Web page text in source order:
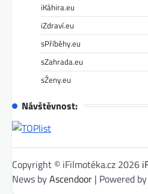
iKáhira.eu
iZdraví.eu
sPříběhy.eu
sZahrada.eu
sŽeny.eu
Návštěvnost:
Copyright © iFilmotéka.cz 2026
News byAscendoor | Powered by